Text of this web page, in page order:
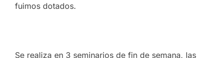
fuimos dotados.
Se realiza en 3 seminarios de fin de semana, las